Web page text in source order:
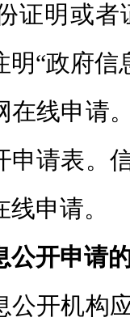
证明或
“政府信
在线申请
申请表。
申请。
公开申请
公开机构